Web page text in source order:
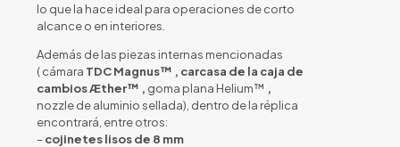
lo que la hace ideal para operaciones de corto
alcance o en interiores.
Además de las piezas internas mencionadas
( cámara TDC Magnus™ , carcasa de la caja de
cambios Æther™ , goma plana Helium™ ,
nozzle de aluminio sellada), dentro de la réplica
encontrará, entre otros:
–cojinetes lisos de 8 mm